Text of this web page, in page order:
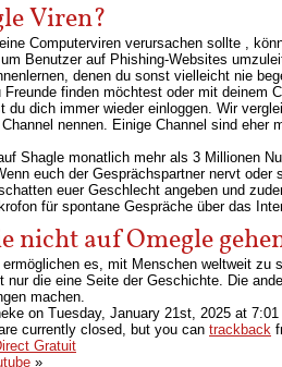
Viren?
Computerviren verursachen sollte ,
Benutzer auf Phishing-Websites
denen du sonst vielleicht nie
Freunde finden möchtest oder mit
du dich immer wieder einloggen. Wir
nennen. Einige Channel sind
Shagle monatlich mehr als 3 Millionen
euch der Gesprächspartner nervt
euer Geschlecht angeben und
für spontane Gespräche über das
nicht auf Omegle
es, mit Menschen weltweit
nur die eine Seite der Geschichte. Die
machen.
on Tuesday, January 21st, 2025 at 7:01
currently closed, but you can trackback
Gratuit
»